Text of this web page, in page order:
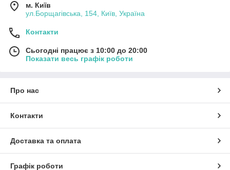
м. Київ
ул.Борщагівська, 154, Київ, Україна
Контакти
Сьогодні працює з 10:00 до 20:00
Показати весь графік роботи
Про нас
Контакти
Доставка та оплата
Графік роботи